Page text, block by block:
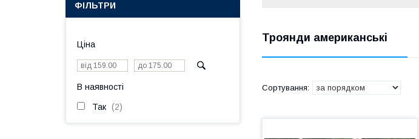
Троянди американські
ФІЛЬТРИ
Ціна
В наявності
Так 2